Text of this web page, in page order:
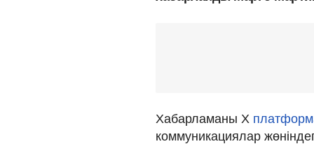
Хабарламаны X
коммуникациялар